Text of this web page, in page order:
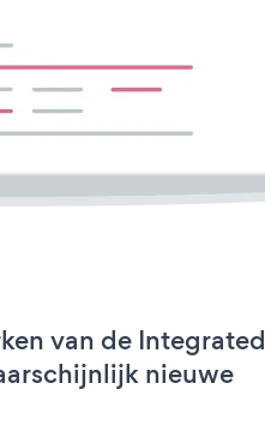
van de Integrated
nieuwe